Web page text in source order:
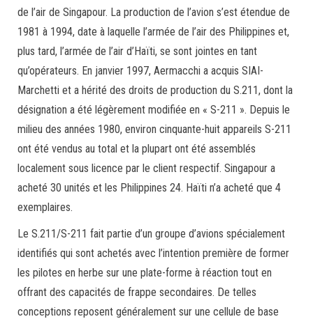
de l’air de Singapour. La production de l’avion s’est étendue de
1981 à 1994, date à laquelle l’armée de l’air des Philippines et,
plus tard, l’armée de l’air d’Haïti, se sont jointes en tant
qu’opérateurs. En janvier 1997, Aermacchi a acquis SIAI-
Marchetti et a hérité des droits de production du S.211, dont la
désignation a été légèrement modifiée en « S-211 ». Depuis le
milieu des années 1980, environ cinquante-huit appareils S-211
ont été vendus au total et la plupart ont été assemblés
localement sous licence par le client respectif. Singapour a
acheté 30 unités et les Philippines 24. Haïti n’a acheté que 4
exemplaires.
Le S.211/S-211 fait partie d’un groupe d’avions spécialement
identifiés qui sont achetés avec l’intention première de former
les pilotes en herbe sur une plate-forme à réaction tout en
offrant des capacités de frappe secondaires. De telles
conceptions reposent généralement sur une cellule de base